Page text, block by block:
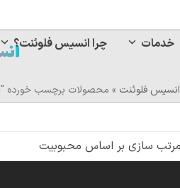
چرا انسیس فلوئنت؟ خدمات
انسیس فلوئنت » محصولات برچسب خورده "Disctere phase material"